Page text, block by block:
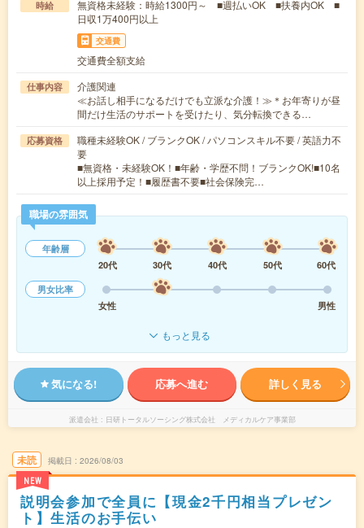
時給
無資格未経験：時給1300円～ ■週払いOK ■扶養内OK ■
日収1万400円以上
交通費
交通費全額支給
仕事内容
介護関連
≪お話し相手になるだけでも立派な介護！≫＊お年寄りが昼
間だけ生活のサポートを受けたり、気分転換できる…
応募資格
職種未経験OK / ブランクOK / パソコンスキル不要 / 英語力不
要
■無資格・未経験OK！■年齢・学歴不問！ブランクOK!■10名
以上採用予定！■履歴書不要■社会保険完…
職場の雰囲気
年齢層
20代
30代 40代 50代
60代
男女比率
女性
男性
もっと見る
気になる! 応募へ進む 詳しく見る
派遣会社 日研トータルソーシング株式会社 メディカルケア事業部
未読
NEW
掲載日 2026/08/03
説明会参加で全員に【現金2千円相当プレゼン
ト】生活のお手伝い